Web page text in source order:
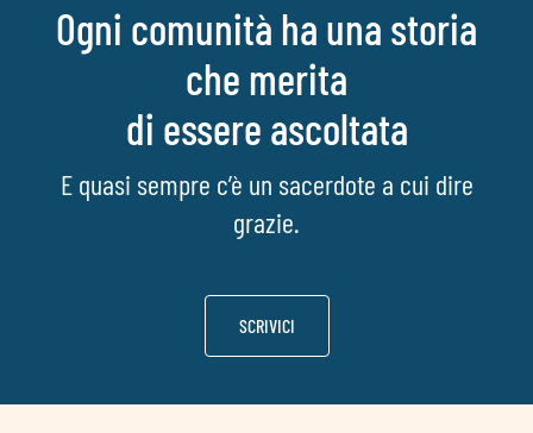
Ogni comunità ha una storia
che merita
di essere ascoltata
E quasi sempre c’è un sacerdote a cui dire
grazie.
SCRIVICI